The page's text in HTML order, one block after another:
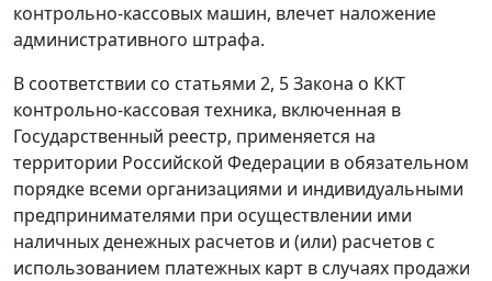
контрольно-кассовых машин, влечет наложение
административного штрафа.
В соответствии со статьями 2, 5Закона о ККТ
контрольно-кассовая техника, включенная в
Государственный реестр, применяется на
территории Российской Федерации в обязательном
порядке всеми организациями и индивидуальными
предпринимателями при осуществлении ими
наличных денежных расчетов и (или) расчетов с
использованием платежных карт в случаях продажи